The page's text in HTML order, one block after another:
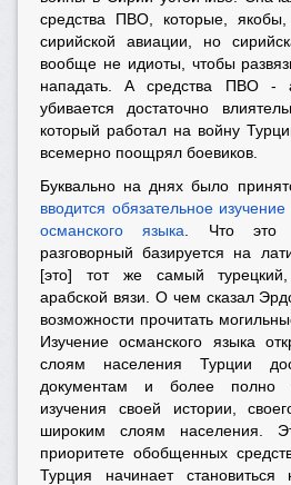
средства ПВО, которые,
сирийской авиации, но
вообще не идиоты, чтобы
нападать. А средства ПВО -
убивается достаточно
который работал на войну
всемерно поощрял боевиков.
Буквально на днях было
вводится обязательное
османского языка . Что это
разговорный базируется на
[это] тот же самый
арабской вязи. О чем сказал
возможности прочитать
Изучение османского языка
слоям населения Турции
документам и более полно
изучения своей истории,
широким слоям населения.
приоритете обобщенных
Турция начинает становиться